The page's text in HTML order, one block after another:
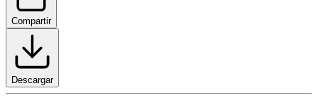
Compartir
Descargar